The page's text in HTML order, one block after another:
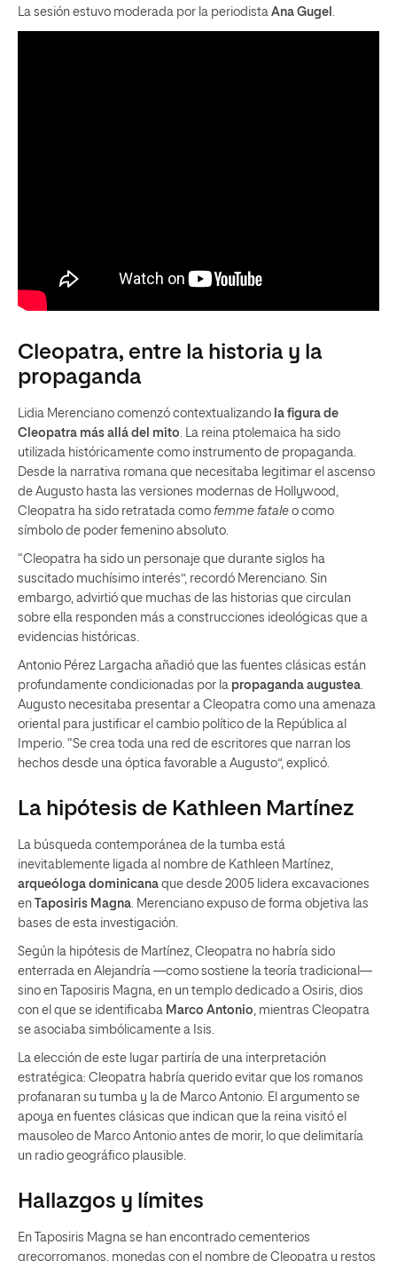
La sesión estuvo moderada por la periodista Ana Gugel
Cleopatra, entre la historia y la
propaganda
Lidia Merenciano comenzó contextualizando la figura de
Cleopatra más allá del mito . La reina ptolemaica ha sido
utilizada históricamente como instrumento de propaganda.
Desde la narrativa romana que necesitaba legitimar el ascenso
de Augusto hasta las versiones modernas de Hollywood,
Cleopatra ha sido retratada como femme fatale o como
símbolo de poder femenino absoluto.
“Cleopatra ha sido un personaje que durante siglos ha
suscitado muchísimo interés”, recordó Merenciano. Sin
embargo, advirtió que muchas de las historias que circulan
sobre ella responden más a construcciones ideológicas que a
evidencias históricas.
Antonio Pérez Largacha añadió que las fuentes clásicas están
profundamente condicionadas por la propaganda augustea
Augusto necesitaba presentar a Cleopatra como una amenaza
oriental para justificar el cambio político de la República al
Imperio. “Se crea toda una red de escritores que narran los
hechos desde una óptica favorable a Augusto”, explicó.
La hipótesis de Kathleen Martínez
La búsqueda contemporánea de la tumba está
inevitablemente ligada al nombre de Kathleen Martínez,
arqueóloga dominicana que desde 2005 lidera excavaciones
en Taposiris Magna . Merenciano expuso de forma objetiva las
bases de esta investigación.
Según la hipótesis de Martínez, Cleopatra no habría sido
enterrada en Alejandría —como sostiene la teoría tradicional—
sino en Taposiris Magna, en un templo dedicado a Osiris, dios
con el que se identificaba Marco Antonio , mientras Cleopatra
se asociaba simbólicamente a Isis.
La elección de este lugar partiría de una interpretación
estratégica: Cleopatra habría querido evitar que los romanos
profanaran su tumba y la de Marco Antonio. El argumento se
apoya en fuentes clásicas que indican que la reina visitó el
mausoleo de Marco Antonio antes de morir, lo que delimitaría
un radio geográfico plausible.
Hallazgos y límites
En Taposiris Magna se han encontrado cementerios
grecorromanos, monedas con el nombre de Cleopatra y restos